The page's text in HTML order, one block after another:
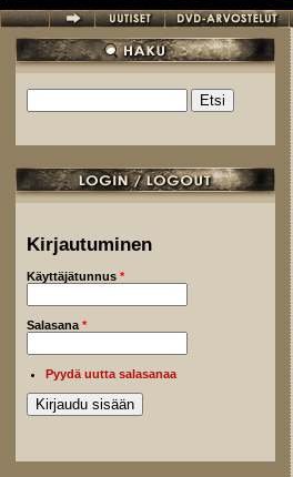
Hakulomake
Kirjautuminen
Käyttäjätunnus *
Salasana *
Pyydä uutta salasanaa